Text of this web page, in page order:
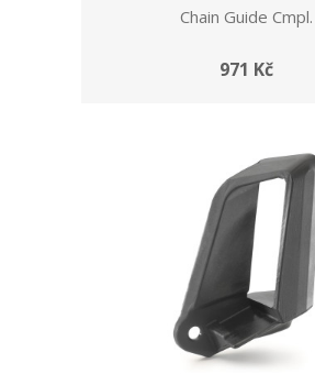
Chain Guide Cmpl.
971 Kč